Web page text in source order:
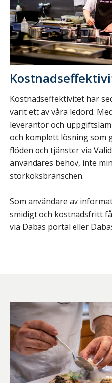
Kostnadseffektivitet har
varit ett av våra ledord.
leverantör och
och komplett lösning som
flöden och tjänster via
användares behov, inte
storköksbranschen.
Som användare av
smidigt och kostnadsfritt
via Dabas portal eller